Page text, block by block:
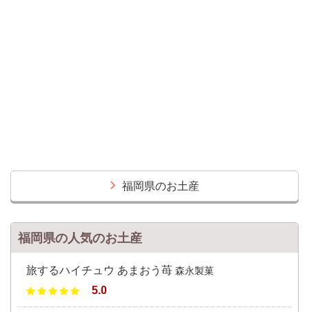
福岡県のお土産
福岡県の人気のお土産
旅するハイチュウ あまおう苺 森永製菓
5.0